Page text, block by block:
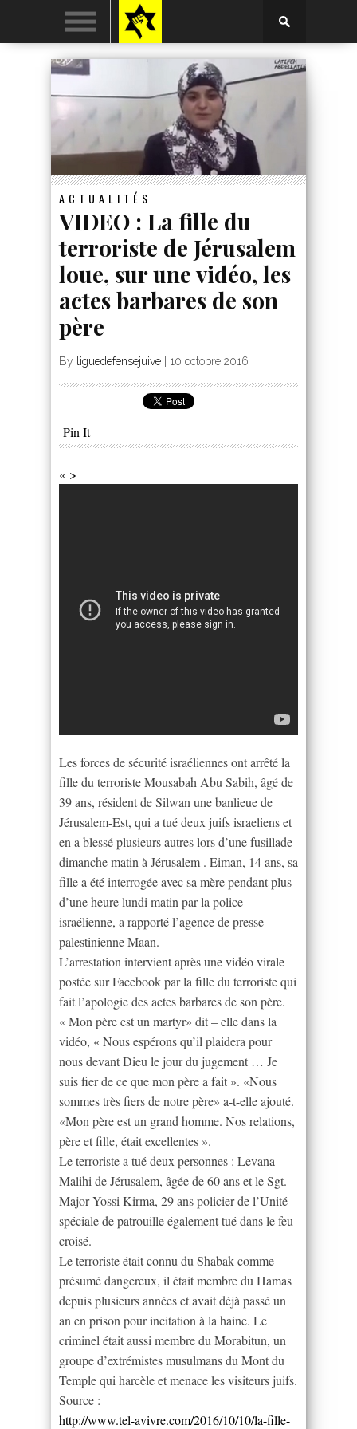
ACTUALITÉS
VIDEO : La fille du
terroriste de Jérusalem
loue, sur une vidéo, les
actes barbares de son
père
By liguedefensejuive 10 octobre 2016
Pin It
« >
Les forces de sécurité israéliennes ont arrêté la
fille du terroriste Mousabah Abu Sabih, âgé de
39 ans, résident de Silwan une banlieue de
Jérusalem-Est, qui a tué deux juifs israeliens et
en a blessé plusieurs autres lors d’une fusillade
dimanche matin à Jérusalem . Eiman, 14 ans, sa
fille a été interrogée avec sa mère pendant plus
d’une heure lundi matin par la police
israélienne, a rapporté l’agence de presse
palestinienne Maan.
L’arrestation intervient après une vidéo virale
postée sur Facebook par la fille du terroriste qui
fait l’apologie des actes barbares de son père.
« Mon père est un martyr» dit – elle dans la
vidéo, « Nous espérons qu’il plaidera pour
nous devant Dieu le jour du jugement … Je
suis fier de ce que mon père a fait ». «Nous
sommes très fiers de notre père» a-t-elle ajouté.
«Mon père est un grand homme. Nos relations,
père et fille, était excellentes ».
Le terroriste a tué deux personnes : Levana
Malihi de Jérusalem, âgée de 60 ans et le Sgt.
Major Yossi Kirma, 29 ans policier de l’Unité
spéciale de patrouille également tué dans le feu
croisé.
Le terroriste était connu du Shabak comme
présumé dangereux, il était membre du Hamas
depuis plusieurs années et avait déjà passé un
an en prison pour incitation à la haine. Le
criminel était aussi membre du Morabitun, un
groupe d’extrémistes musulmans du Mont du
Temple qui harcèle et menace les visiteurs juifs.
Source :
http://www.tel-avivre.com/2016/10/10/la-fille-